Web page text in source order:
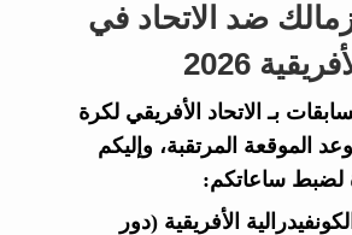
ضد الاتحاد في
2026
بـ الاتحاد الأفريقي لكرة
الموقعة المرتقبة، وإليكم
لضبط ساعاتكم:
الأفريقية (دور